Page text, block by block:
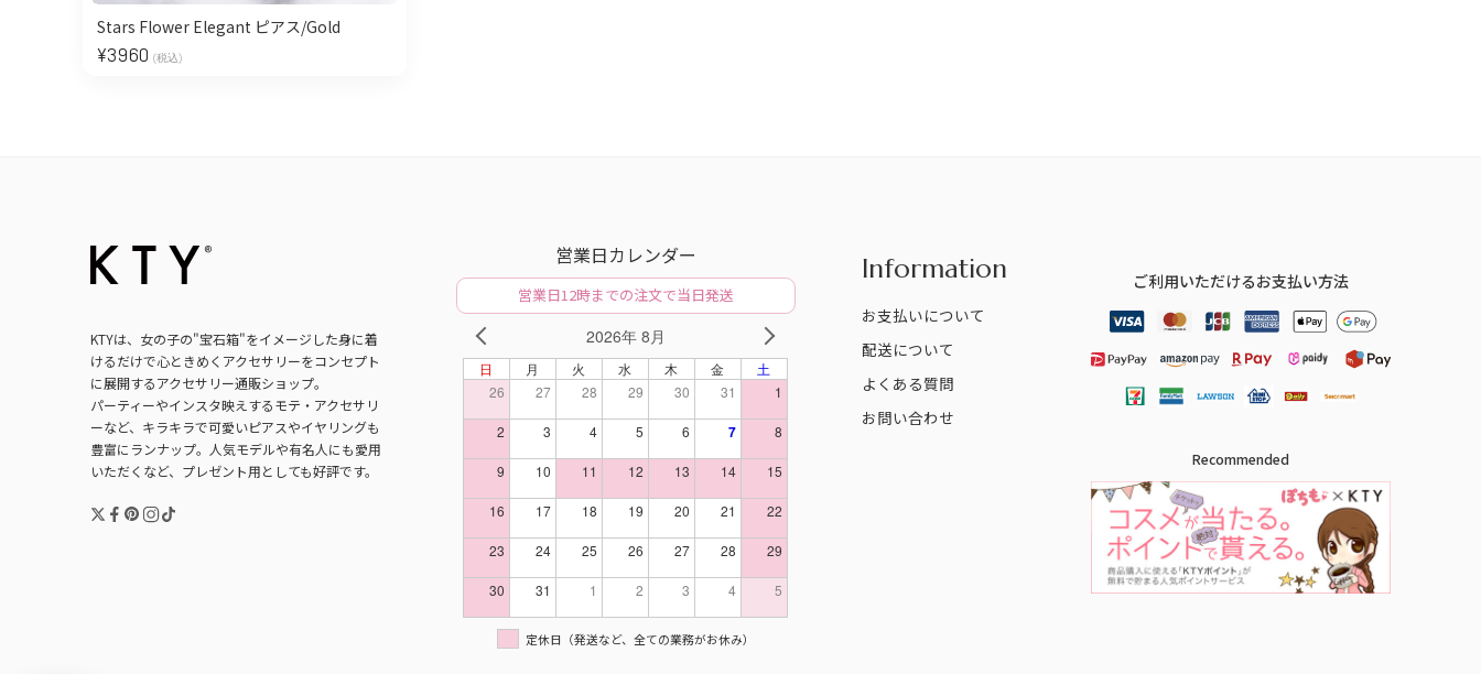
Stars Flower Elegant ピアス/Gold
¥3960 (税込)
KTYは、女の子の"宝石箱"をイメージした身に着
けるだけで心ときめくアクセサリーをコンセプト
に展開するアクセサリー通販ショップ。
パーティーやインスタ映えするモテ・アクセサリ
ーなど、キラキラで可愛いピアスやイヤリングも
豊富にランナップ。人気モデルや有名人にも愛用
いただくなど、プレゼント用としても好評です。
営業日カレンダー
営業日12時までの注文で当日発送
2026年 8月 NEXT
日 月 火 水 木 金
土
26
27 28 29 30 31 1
2 3 4 5 6 7 8
9 10 11 12 13 14 15
16 17 18 19 20 21 22
23 24 25 26 27 28 29
30 31 1 2 3 4 5
定休日（発送など、全ての業務がお休み）
Information
お支払いについて
配送について
よくある質問
お問い合わせ
ご利用いただけるお支払い方法
Recommended